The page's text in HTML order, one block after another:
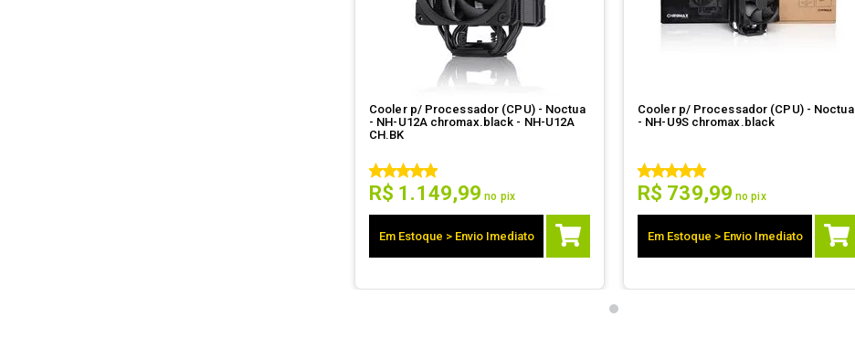
Cooler p/ Processador (CPU) - Noctua
- NH-U12A chromax.black - NH-U12A
CH.BK
R$ 1 .149,99 no pix
Em Estoque > Envio Imediato
Cooler p/ Processador (CPU) - Noctua
- NH-U9S chromax.black
R$ 739,99 no pix
Em Estoque > Envio Imediato